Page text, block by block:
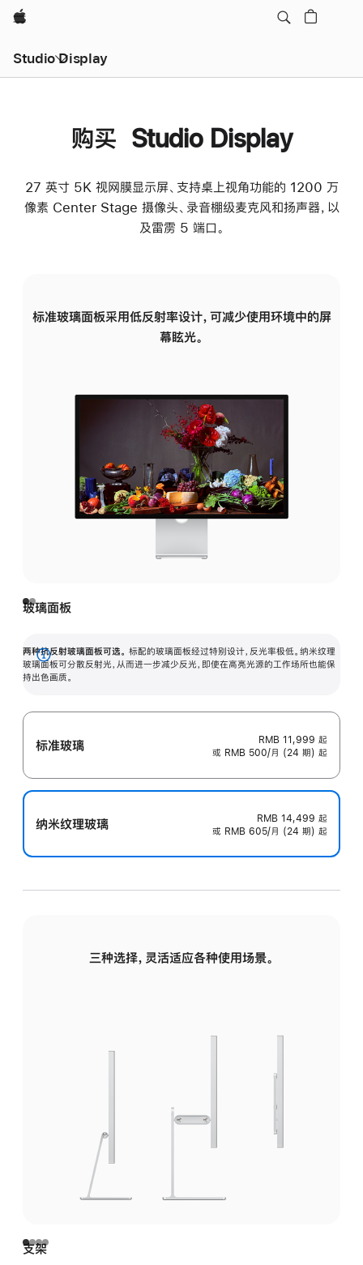
Apple
Studio Display
购买 Studio Display
27 英寸 5K 视网膜显示屏、支持桌上视角功能的 1200 万
像素 Center Stage 摄像头、录音棚级麦克风和扬声器，以
及雷雳 5 端口。
标准玻璃面板采用低反射率设计，可减少使用环境中的屏
幕眩光。
玻璃面板
两种抗反射玻璃面板可选。 标配的玻璃面板经过特别设计，反光率极低。纳米纹理
玻璃面板可分散反射光，从而进一步减少反光，即使在高亮光源的工作场所也能保
持出色画质。
展
开
标准玻璃 RMB 11,999 起
或 RMB 500/月 (24 期) 起
纳米纹理玻璃 RMB 14,499 起
或 RMB 605/月 (24 期) 起
三种选择，灵活适应各种使用场景。
支架